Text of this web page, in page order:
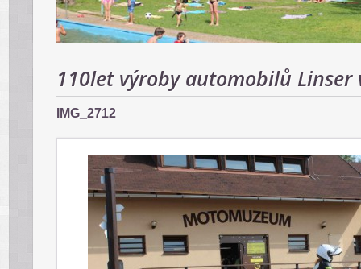
110let výroby automobilů Linser
IMG_2712